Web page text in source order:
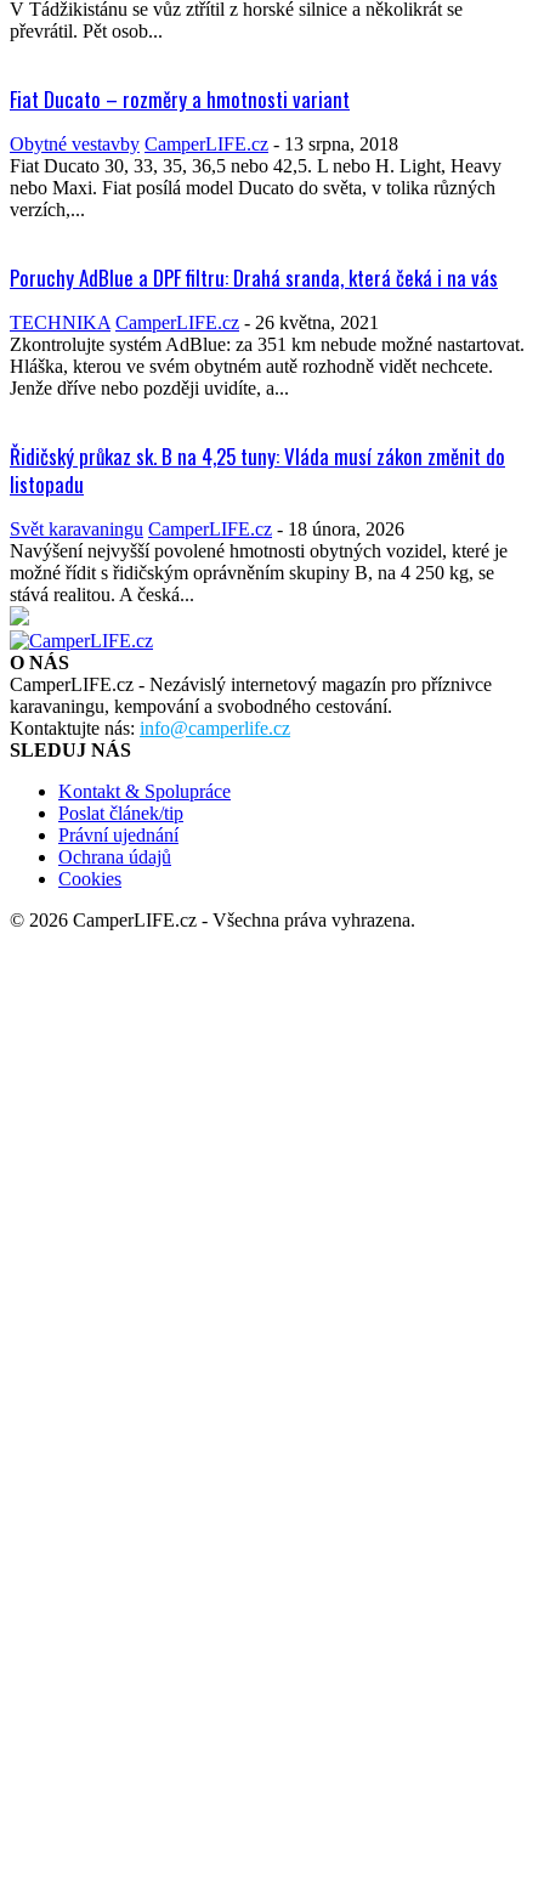
V Tádžikistánu se vůz ztřítil z horské silnice a několikrát se
převrátil. Pět osob...
Fiat Ducato – rozměry a hmotnosti variant
Obytné vestavby CamperLIFE.cz - 13 srpna, 2018
Fiat Ducato 30, 33, 35, 36,5 nebo 42,5. L nebo H. Light, Heavy
nebo Maxi. Fiat posílá model Ducato do světa, v tolika různých
verzích,...
Poruchy AdBlue a DPF filtru: Drahá sranda, která čeká i na vás
TECHNIKA CamperLIFE.cz - 26 května, 2021
Zkontrolujte systém AdBlue: za 351 km nebude možné nastartovat.
Hláška, kterou ve svém obytném autě rozhodně vidět nechcete.
Jenže dříve nebo později uvidíte, a...
Řidičský průkaz sk. B na 4,25 tuny: Vláda musí zákon změnit do
listopadu
Svět karavaningu CamperLIFE.cz - 18 února, 2026
Navýšení nejvyšší povolené hmotnosti obytných vozidel, které je
možné řídit s řidičským oprávněním skupiny B, na 4 250 kg, se
stává realitou. A česká...
O NÁS
CamperLIFE.cz - Nezávislý internetový magazín pro příznivce
karavaningu, kempování a svobodného cestování.
Kontaktujte nás: info@camperlife.cz
SLEDUJ NÁS
Kontakt & Spolupráce
Poslat článek/tip
Právní ujednání
Ochrana údajů
Cookies
© 2026 CamperLIFE.cz - Všechna práva vyhrazena.